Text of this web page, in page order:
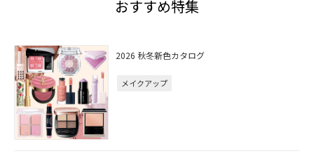
おすすめ特集
2026 秋冬新色カタログ
メイクアップ